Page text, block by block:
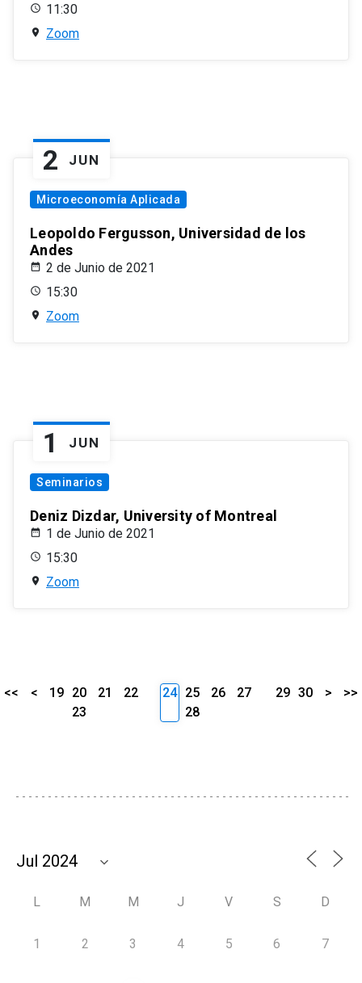
11:30
Zoom
2 JUN
Microeconomía Aplicada
Leopoldo Fergusson, Universidad de los
Andes
2 de Junio de 2021
15:30
Zoom
1 JUN
Seminarios
Deniz Dizdar, University of Montreal
1 de Junio de 2021
15:30
Zoom
<< < 19 20 21
22
23
24 25 26
27
28
29 30 > >>
L M M J V S D
1 2 3 4 5 6 7